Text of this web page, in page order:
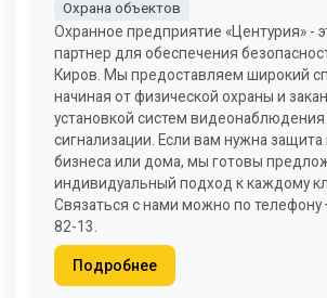
Охрана объектов
Охранное предприятие «Центурия» -
партнер для обеспечения
Киров. Мы предоставляем широкий
начиная от физической охраны и
установкой систем видеонаблюдения
сигнализации. Если вам нужна защита
бизнеса или дома, мы готовы
индивидуальный подход к каждому
Связаться с нами можно по телефону
82-13.
Подробнее